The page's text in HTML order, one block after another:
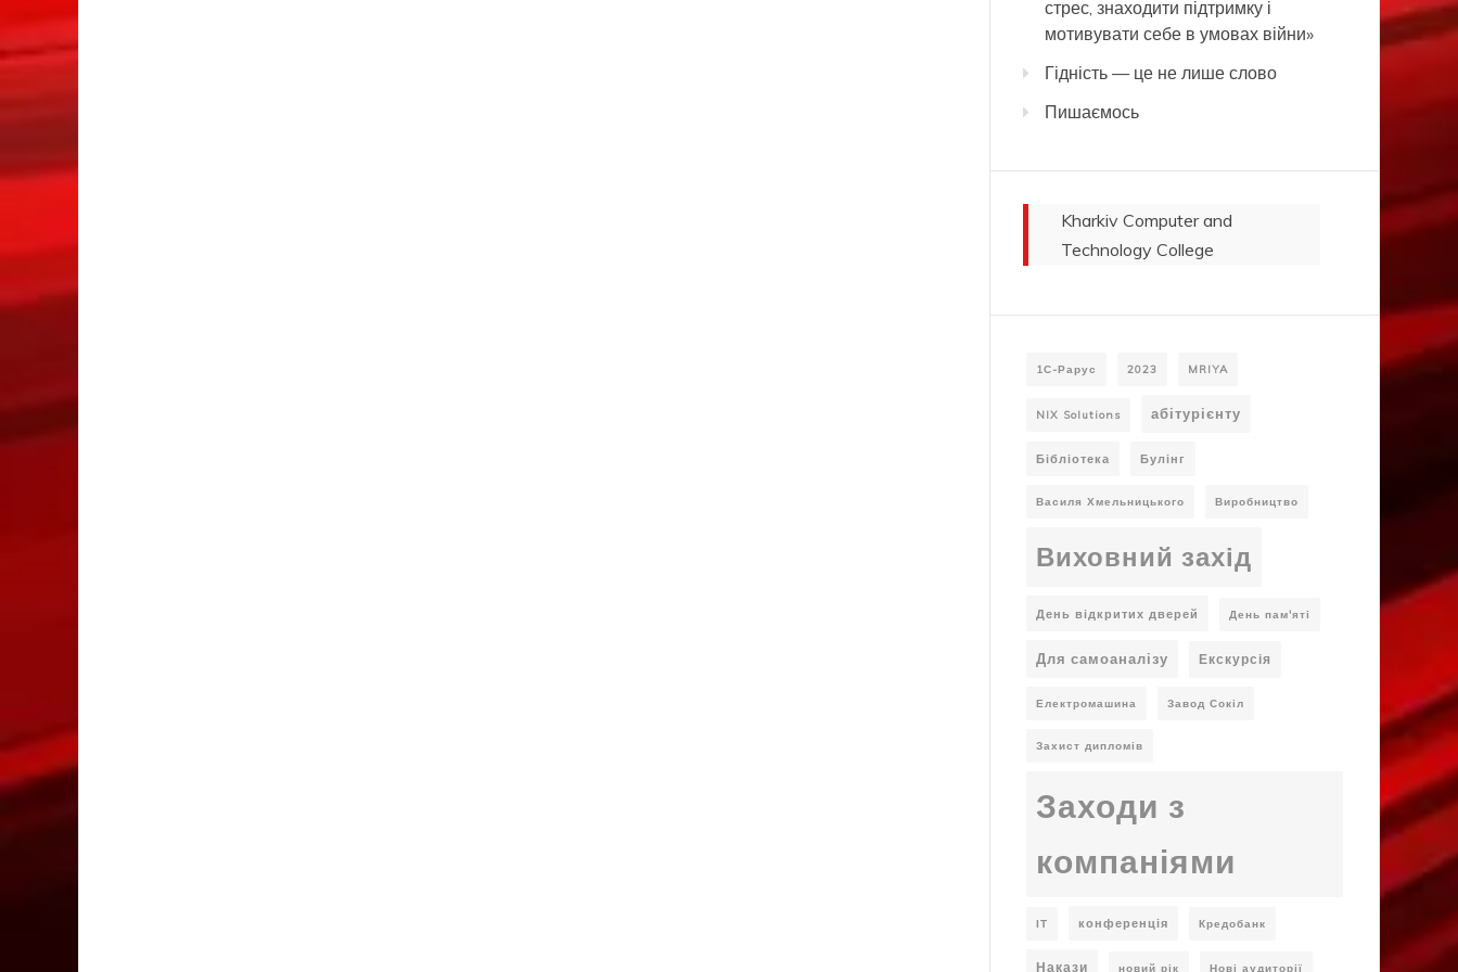
стрес, знаходити підтримку і
мотивувати себе в умовах війни»
Гідність — це не лише слово
Пишаємось
Kharkiv Computer and
Technology College
1С-Рарус 2023 MRIYA
NIX Solutions абітурієнту
Бібліотека Булінг
Василя Хмельницького Виробництво
Виховний захід
День відкритих дверей День пам'яті
Для самоаналізу Екскурсія
Електромашина Завод Сокіл
Захист дипломів
Заходи з
компаніями
ІТ конференція Кредобанк
Накази новий рік Нові аудиторії